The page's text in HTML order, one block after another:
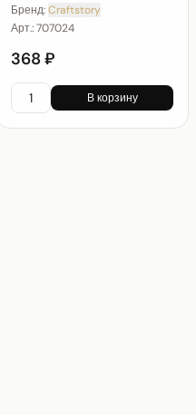
Бренд:Craftstory
Арт.:707024
368 ₽
В корзину